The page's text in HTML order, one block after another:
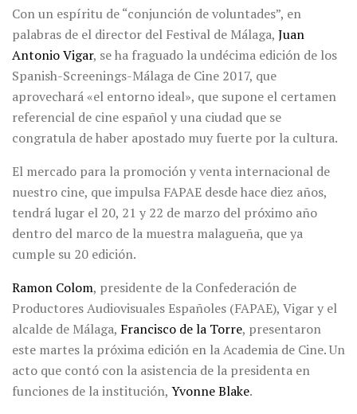
Con un espíritu de “conjunción de voluntades”, en
palabras de el director del Festival de Málaga, Juan
Antonio Vigar, se ha fraguado la undécima edición de los
Spanish-Screenings-Málaga de Cine 2017, que
aprovechará «el entorno ideal», que supone el certamen
referencial de cine español y una ciudad que se
congratula de haber apostado muy fuerte por la cultura.
El mercado para la promoción y venta internacional de
nuestro cine, que impulsa FAPAE desde hace diez años,
tendrá lugar el 20, 21 y 22 de marzo del próximo año
dentro del marco de la muestra malagueña, que ya
cumple su 20 edición.
Ramon Colom, presidente de la Confederación de
Productores Audiovisuales Españoles (FAPAE), Vigar y el
alcalde de Málaga, Francisco dela Torre, presentaron
este martes la próxima edición en la Academia de Cine. Un
acto que contó con la asistencia de la presidenta en
funciones de la institución, Yvonne Blake.